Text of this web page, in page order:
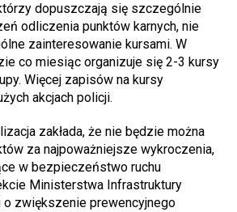
dopuszczają się szczególnie
odliczenia punktów karnych, nie
zainteresowanie kursami. W
co miesiąc organizuje się 2-3 kursy
Więcej zapisów na kursy
akcjach policji.
zakłada, że nie będzie można
za najpoważniejsze wykroczenia,
w bezpieczeństwo ruchu
Ministerstwa Infrastruktury
o zwiększenie prewencyjnego